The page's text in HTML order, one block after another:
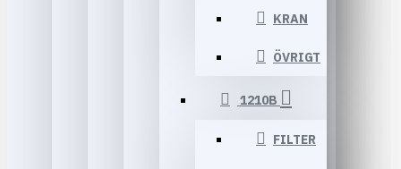
KRAN
ÖVRIGT
1210B
FILTER